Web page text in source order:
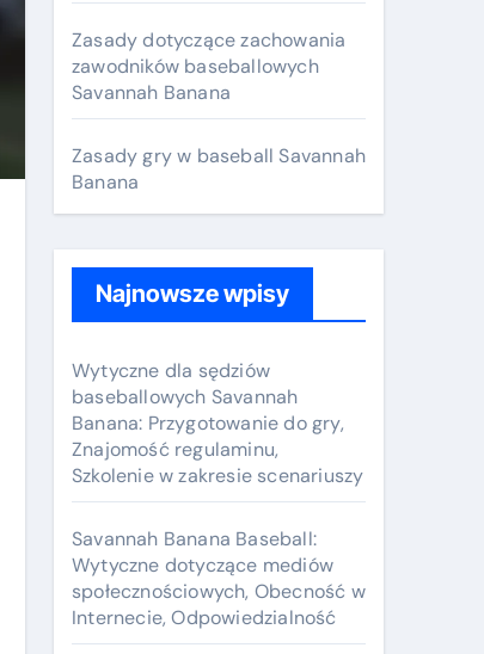
Zasady dotyczące zachowania
zawodników baseballowych
Savannah Banana
Zasady gry w baseball Savannah
Banana
Najnowsze wpisy
Wytyczne dla sędziów
baseballowych Savannah
Banana: Przygotowanie do gry,
Znajomość regulaminu,
Szkolenie w zakresie scenariuszy
Savannah Banana Baseball:
Wytyczne dotyczące mediów
społecznościowych, Obecność w
Internecie, Odpowiedzialność